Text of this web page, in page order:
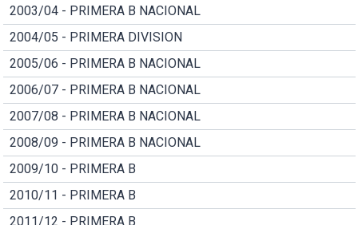
2003/04 - PRIMERA B NACIONAL
2004/05 - PRIMERA DIVISION
2005/06 - PRIMERA B NACIONAL
2006/07 - PRIMERA B NACIONAL
2007/08 - PRIMERA B NACIONAL
2008/09 - PRIMERA B NACIONAL
2009/10 - PRIMERA B
2010/11 - PRIMERA B
2011/12 - PRIMERA B